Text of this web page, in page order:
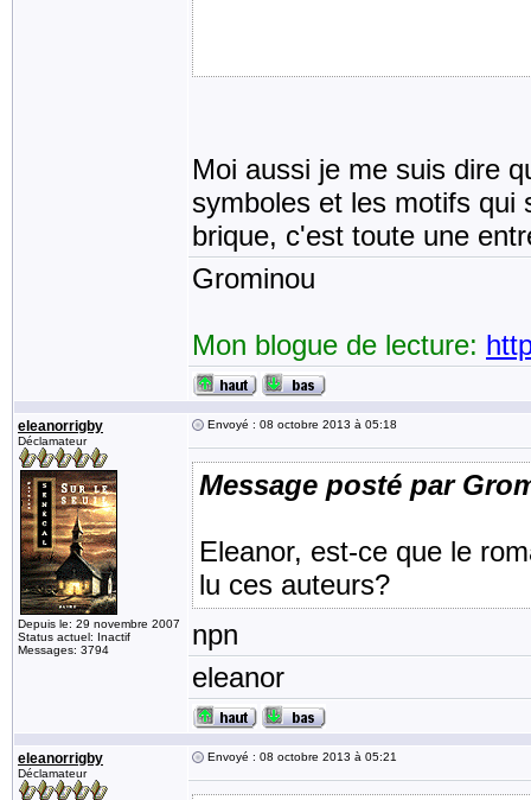
Moi aussi je me suis dire
symboles et les motifs qui
brique, c'est toute une
Grominou
Mon blogue de lecture:
eleanorrigby
Déclamateur
Depuis le: 29 novembre 2007
Status actuel: Inactif
Messages: 3794
Envoyé : 08 octobre 2013 à 05:18
Message posté par
Eleanor, est-ce que le
lu ces auteurs?
npn
eleanor
eleanorrigby
Déclamateur
Envoyé : 08 octobre 2013 à 05:21